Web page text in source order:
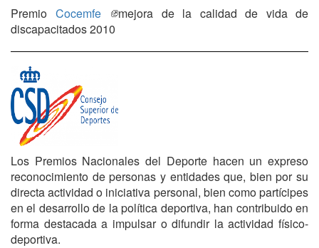
Premio Cocemfe
mejora de la calidad de vida de
discapacitados 2010
Los Premios Nacionales del Deporte hacen un expreso
reconocimiento de personas y entidades que, bien por su
directa actividad o iniciativa personal, bien como partícipes
en el desarrollo de la política deportiva, han contribuido en
forma destacada a impulsar o difundir la actividad físico-
deportiva.